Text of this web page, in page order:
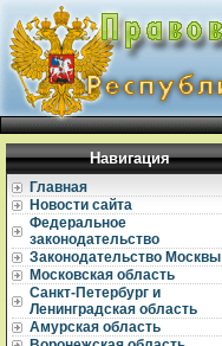
Навигация
Главная
Новости сайта
Федеральное
законодательство
Законодательство Москвы
Московская область
Санкт-Петербург и
Ленинградская область
Амурская область